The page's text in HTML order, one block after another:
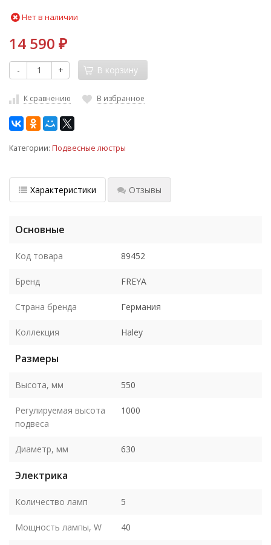
Нет в наличии
14 590 ₽
- + В корзину
К сравнению В избранное
Категории: Подвесные люстры
Характеристики Отзывы
Основные
Код товара 89452
Бренд FREYA
Страна бренда Германия
Коллекция Haley
Размеры
Высота, мм 550
Регулируемая высота
подвеса
1000
Диаметр, мм 630
Электрика
Количество ламп 5
Мощность лампы, W 40